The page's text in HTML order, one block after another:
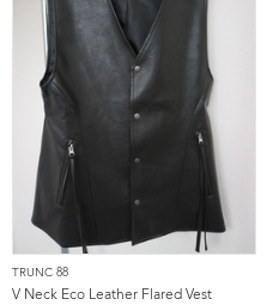
TRUNC 88
V Neck Eco Leather Flared Vest